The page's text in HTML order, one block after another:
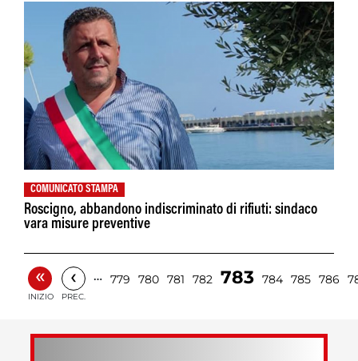
COMUNICATO STAMPA
Roscigno, abbandono indiscriminato di rifiuti: sindaco
vara misure preventive
«
INIZIO
‹
PREC.
… 779 780 781 782 783 784 785 786